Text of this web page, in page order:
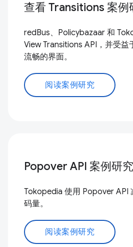
查看 Transitions 案例
redBus、Policybazaar 和
View Transitions API，并受益
流畅的界面。
阅读案例研究
Popover API 案例研究
Tokopedia 使用 Popover API
码量。
阅读案例研究